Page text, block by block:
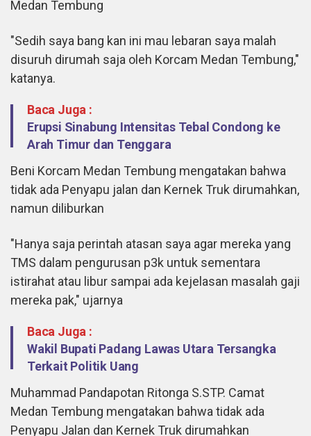
Medan Tembung
"Sedih saya bang kan ini mau lebaran saya malah
disuruh dirumah saja oleh Korcam Medan Tembung,"
katanya.
Baca Juga :
Erupsi Sinabung Intensitas Tebal Condong ke
Arah Timur dan Tenggara
Beni Korcam Medan Tembung mengatakan bahwa
tidak ada Penyapu jalan dan Kernek Truk dirumahkan,
namun diliburkan
"Hanya saja perintah atasan saya agar mereka yang
TMS dalam pengurusan p3k untuk sementara
istirahat atau libur sampai ada kejelasan masalah gaji
mereka pak," ujarnya
Baca Juga :
Wakil Bupati Padang Lawas Utara Tersangka
Terkait Politik Uang
Muhammad Pandapotan Ritonga S.STP. Camat
Medan Tembung mengatakan bahwa tidak ada
Penyapu Jalan dan Kernek Truk dirumahkan